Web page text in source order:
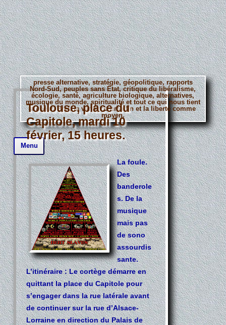
presse alternative, stratégie, géopolitique, rapports
Nord-Sud, peuples sans État, critique du libéralisme,
écologie, santé, agriculture biologique, alternatives,
musique du monde, spiritualité et tout ce qui nous tient
à coeur. Bref, la vérité comme fin et la liberté comme
moyen.
Menu
Aller
au
contenu
principal
Toulouse, place du
Capitole, mardi 10
février, 15 heures.
La foule.
Des
banderole
s. De la
musique
mais pas
de sono
assourdis
sante.
L’itinéraire : Le cortège démarre en
quittant la place du Capitole pour
s’engager dans la rue latérale avant
de continuer sur la rue d’Alsace-
Lorraine en direction du Palais de